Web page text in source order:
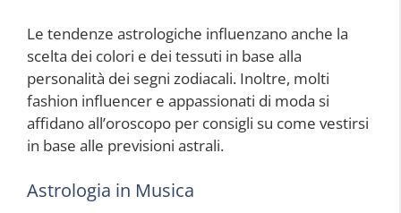
Le tendenze astrologiche influenzano anche la
scelta dei colori e dei tessuti in base alla
personalità dei segni zodiacali. Inoltre, molti
fashion influencer e appassionati di moda si
affidano all’oroscopo per consigli su come vestirsi
in base alle previsioni astrali.
Astrologia in Musica